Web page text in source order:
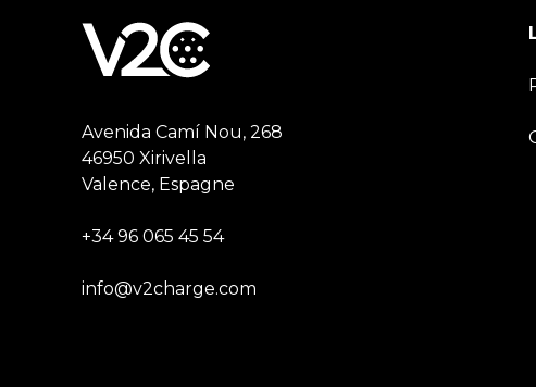
Avenida Camí Nou, 268
46950 Xirivella
Valence, Espagne
+34 96 065 45 54
info@v2charge.com